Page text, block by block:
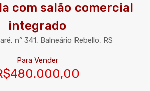
com salão comercial
integrado
nº 341, Balneário Rebello, RS
Para Vender